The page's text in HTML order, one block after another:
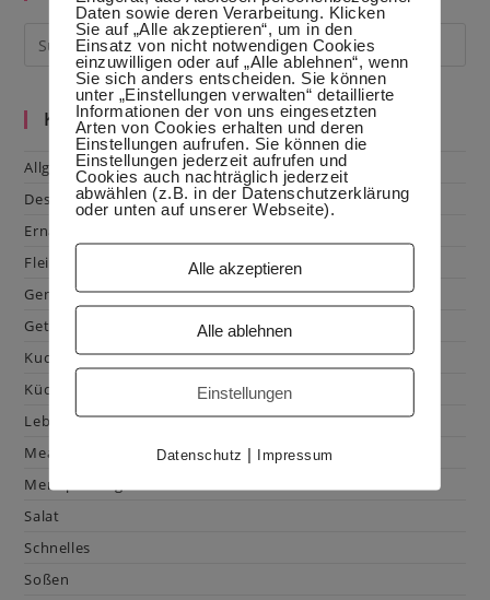
Kategorien
Allgemein
Dessert
Ernährung
Fleisch & Geflügel
Gemüse
Getränke
Kuchen & Gebäck
Küchenhacks
Lebensmittelkunde
Mealprep
Menüplanung
Salat
Schnelles
Soßen
Daten sowie deren Verarbeitung. Klicken
Sie auf „Alle akzeptieren“, um in den
Einsatz von nicht notwendigen Cookies
einzuwilligen oder auf „Alle ablehnen“, wenn
Sie sich anders entscheiden. Sie können
unter „Einstellungen verwalten“ detaillierte
Informationen der von uns eingesetzten
Arten von Cookies erhalten und deren
Einstellungen aufrufen. Sie können die
Einstellungen jederzeit aufrufen und
Cookies auch nachträglich jederzeit
abwählen (z.B. in der Datenschutzerklärung
oder unten auf unserer Webseite).
Alle akzeptieren
Alle ablehnen
Einstellungen
Datenschutz | Impressum